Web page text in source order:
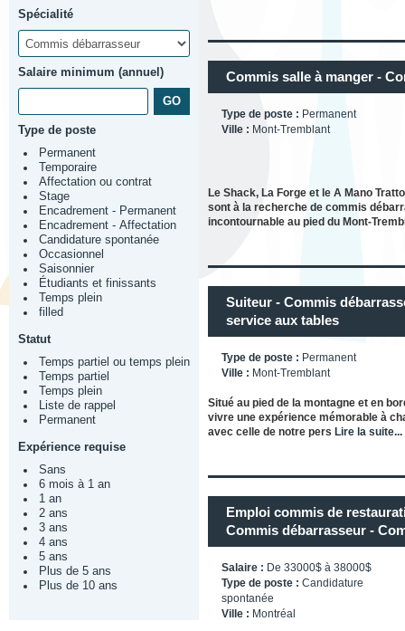
Spécialité
Salaire minimum (annuel)
Type de poste
Permanent
Temporaire
Affectation ou contrat
Stage
Encadrement - Permanent
Encadrement - Affectation
Candidature spontanée
Occasionnel
Saisonnier
Étudiants et finissants
Temps plein
filled
Statut
Temps partiel ou temps plein
Temps partiel
Temps plein
Liste de rappel
Permanent
Expérience requise
Sans
6 mois à 1 an
1 an
2 ans
3 ans
4 ans
5 ans
Plus de 5 ans
Plus de 10 ans
Commis salle à manger -
Type de poste : Permanent
Ville : Mont-Tremblant
Le Shack, La Forge et le A Mano
sont à la recherche de commis
incontournable au pied du Mont-
Suiteur - Commis
service aux tables
Type de poste : Permanent
Ville : Mont-Tremblant
Situé au pied de la montagne et en
vivre une expérience mémorable à
avec celle de notre pers Lire la suite...
Emploi commis de
Commis débarrasseur -
Salaire : De 33000$ à 38000$
Type de poste : Candidature
spontanée
Ville : Montréal